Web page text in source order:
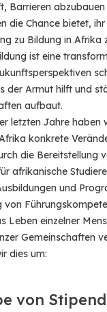
Barrieren
die Chance bietet,
zu Bildung in Afrika
ist eine
der Armut hilft und
aufbaut.
letzten Jahre haben
konkrete
die Bereitstellung
afrikanische
und
von
Leben einzelner
Gemeinschaften
dies um:
von